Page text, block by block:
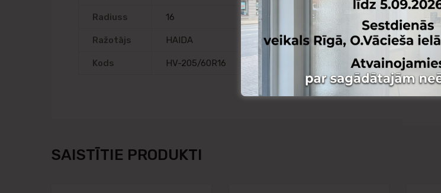
Radiuss 16
Ražotājs HAIDA
Kods HV-205/60R16
SAISTĪTIE PRODUKTI